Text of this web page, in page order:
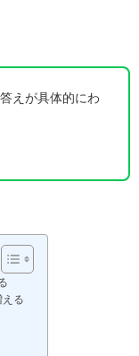
えが具体的にわ
える